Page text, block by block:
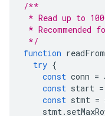
/**
* Read up to
*
*/
function
try {
const conn =
const start =
const stmt =
stmt.